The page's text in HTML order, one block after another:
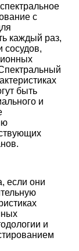
с
каждый раз,
сосудов,
быть
и
если они
и